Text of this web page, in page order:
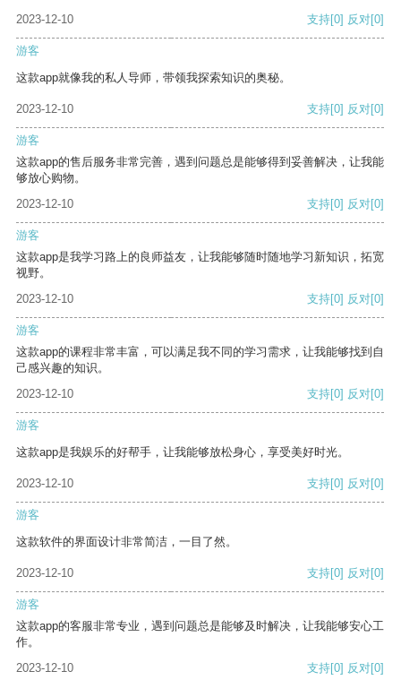
2023-12-10 支持[0] 反对[0]
游客
这款app就像我的私人导师，带领我探索知识的奥秘。
2023-12-10 支持[0] 反对[0]
游客
这款app的售后服务非常完善，遇到问题总是能够得到妥善解决，让我能
够放心购物。
2023-12-10
支持[0] 反对[0]
游客
这款app是我学习路上的良师益友，让我能够随时随地学习新知识，拓宽
视野。
2023-12-10
支持[0] 反对[0]
游客
这款app的课程非常丰富，可以满足我不同的学习需求，让我能够找到自
己感兴趣的知识。
2023-12-10
支持[0] 反对[0]
游客
这款app是我娱乐的好帮手，让我能够放松身心，享受美好时光。
2023-12-10 支持[0] 反对[0]
游客
这款软件的界面设计非常简洁，一目了然。
2023-12-10 支持[0] 反对[0]
游客
这款app的客服非常专业，遇到问题总是能够及时解决，让我能够安心工
作。
2023-12-10
支持[0] 反对[0]